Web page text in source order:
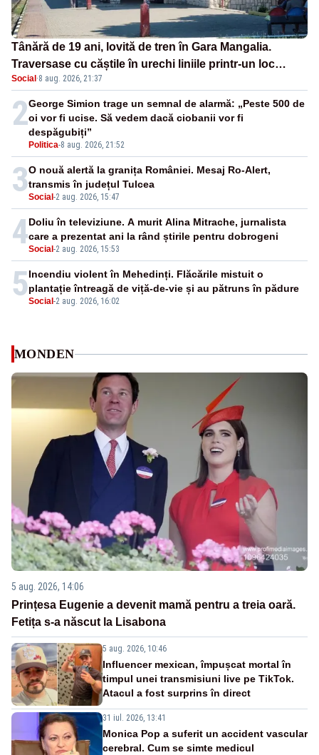
Tânără de 19 ani, lovită de tren în Gara Mangalia.
Traversase cu căștile în urechi liniile printr-un loc
nepermis
Social ·8 aug. 2026, 21:37
2
Politica-8 aug. 2026, 21:52
George Simion trage un semnal de alarmă: „Peste 500 de
oi vor fi ucise. Să vedem dacă ciobanii vor fi
despăgubiți”
3Social -2 aug. 2026, 15:47
O nouă alertă la granița României. Mesaj Ro-Alert,
transmis în județul Tulcea
4Social -2 aug. 2026, 15:53
Doliu în televiziune. A murit Alina Mitrache, jurnalista
care a prezentat ani la rând știrile pentru dobrogeni
5Social -2 aug. 2026, 16:02
Incendiu violent în Mehedinți. Flăcările mistuit o
plantație întreagă de viță-de-vie și au pătruns în pădure
MONDEN
5 aug. 2026, 14:06
Prințesa Eugenie a devenit mamă pentru a treia oară.
Fetița s-a născut la Lisabona
5 aug. 2026, 10:46
Influencer mexican, împușcat mortal în
timpul unei transmisiuni live pe TikTok.
Atacul a fost surprins în direct
31 iul. 2026, 13:41
Monica Pop a suferit un accident vascular
cerebral. Cum se simte medicul